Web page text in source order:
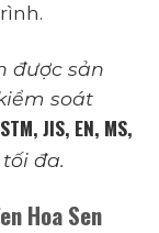
được sản
soát
JIS, EN, MS,
đa.
Hoa Sen